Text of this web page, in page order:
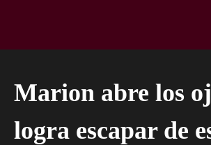
Marion abre los
logra escapar de